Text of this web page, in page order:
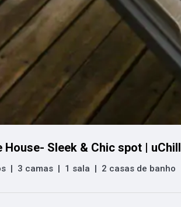
House- Sleek & Chic spot | uChill
3 camas 1 sala 2 casas de banho